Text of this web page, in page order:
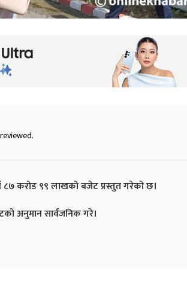
८७ करोड ९९ लाखको बजेट प्रस्तुत गरेको छ।
अनुमान सार्वजनिक गरे।